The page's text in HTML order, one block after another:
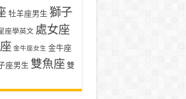
牡羊座男生 獅子
座學英文 處女座
金牛座女生 金牛座
座男生 雙魚座 雙